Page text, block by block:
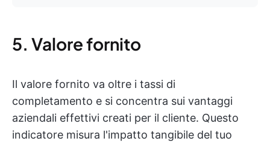
5. Valore fornito
Il valore fornito va oltre i tassi di
completamento e si concentra sui vantaggi
aziendali effettivi creati per il cliente. Questo
indicatore misura l'impatto tangibile del tuo